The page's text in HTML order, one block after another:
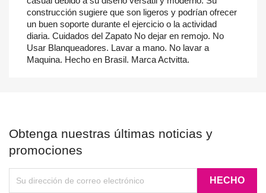
construcción sugiere que son ligeros y podrían ofrecer
un buen soporte durante el ejercicio o la actividad
diaria. Cuidados del Zapato No dejar en remojo. No
Usar Blanqueadores. Lavar a mano. No lavar a
Maquina. Hecho en Brasil. Marca Actvitta.
Obtenga nuestras últimas noticias y
promociones